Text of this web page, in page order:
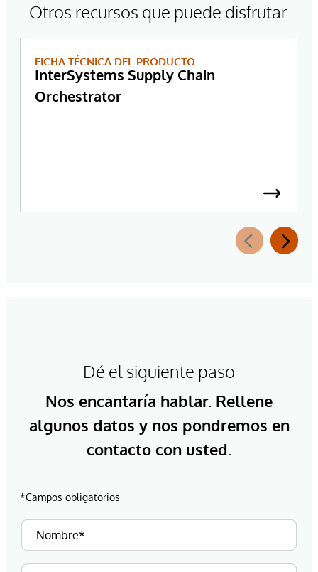
Otros recursos que puede disfrutar.
FICHA TÉCNICA DEL PRODUCTO
InterSystems Supply Chain
Orchestrator
Dé el siguiente paso
Nos encantaría hablar. Rellene
algunos datos y nos pondremos en
contacto con usted.
*Campos obligatorios